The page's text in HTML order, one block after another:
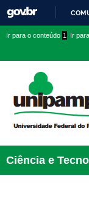
conteúdo
menu
superior
menu
Ir para o conteúdo 1 Ir
Ciência e